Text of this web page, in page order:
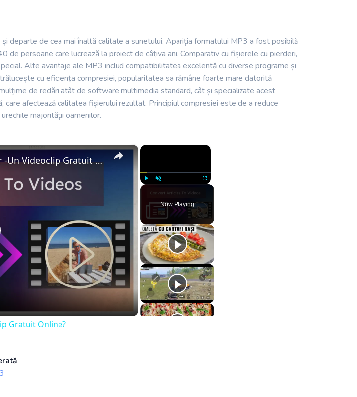
departe de cea mai înaltă calitate a sunetului. Apariția formatului MP3 a fost posibilă
persoane care lucrează la proiect de câțiva ani. Comparativ cu fișierele cu pierderi,
Alte avantaje ale MP3 includ compatibilitatea excelentă cu diverse programe și
cu eficiența compresiei, popularitatea sa rămâne foarte mare datorită
de redări atât de software multimedia standard, cât și specializate acest
afectează calitatea fișierului rezultat. Principiul compresiei este de a reduce
majorității oamenilor.
×
Fullscreen
Now Playing
×
Cum Să Convertiți Un Articol Într -Un Videoclip Gratuit Online?
Gratuit Online?